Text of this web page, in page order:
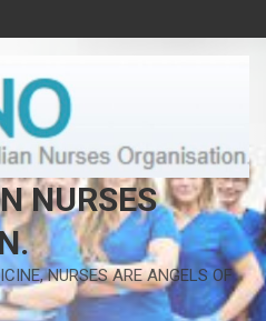
NURSES
NURSES ARE ANGELS OF